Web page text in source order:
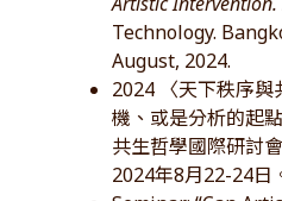
Technology.
August, 2024.
2024 〈天下秩序與
機、或是分析的起
共生哲學國際研討
2024年8月22-24日